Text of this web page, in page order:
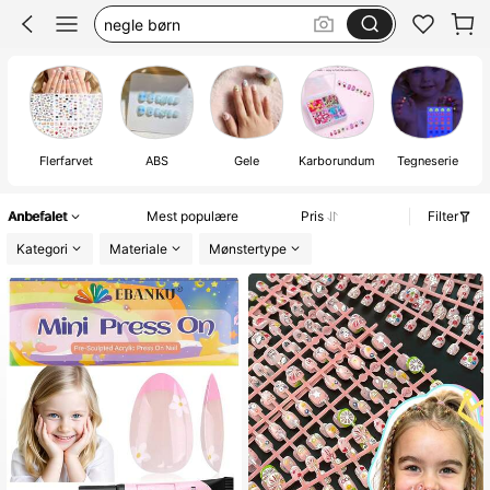
kids press on
kids nails
Flerfarvet ABS Gele Karborundum Tegneserie
Anbefalet Mest populære Pris
Filter
Kategori
Materiale Mønstertype